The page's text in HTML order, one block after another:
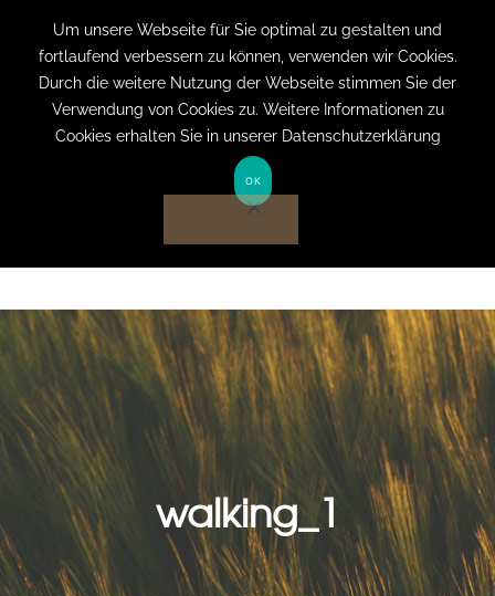
+49 (0) 151 19079060 info@privatpraxis-
bertram.de
Anmelden auf Website
walking_1
Um unsere Webseite für Sie optimal zu gestalten und
fortlaufend verbessern zu können, verwenden wir Cookies.
Durch die weitere Nutzung der Webseite stimmen Sie der
Verwendung von Cookies zu. Weitere Informationen zu
Cookies erhalten Sie in unserer Datenschutzerklärung
OK